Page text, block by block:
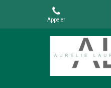
Appeler